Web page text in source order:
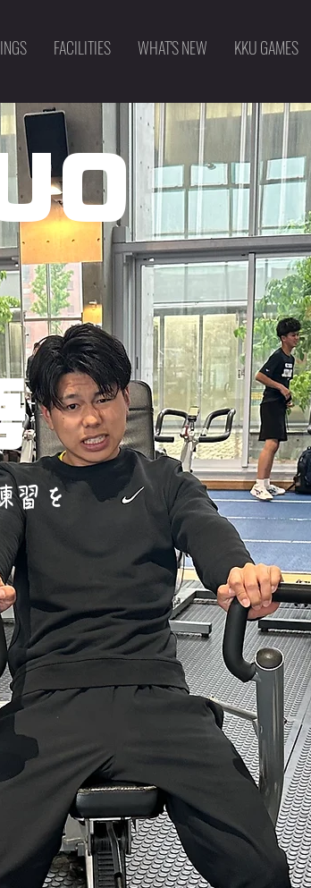
FACILITIES WHAT'S NEW KKU GAMES
習を